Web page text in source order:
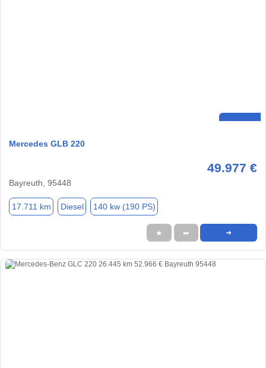
Mercedes GLB 220
49.977 €
Bayreuth, 95448
17.711 km Diesel 140 kw (190 PS)
★ ➦ ➜